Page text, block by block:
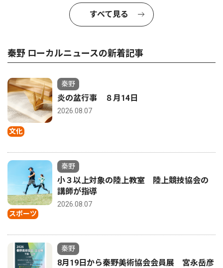
すべて見る
秦野 ローカルニュースの新着記事
文化
秦野
炎の盆行事 ８月14日
2026.08.07
スポーツ
秦野
小３以上対象の陸上教室 陸上競技協会の
講師が指導
2026.08.07
秦野
8月19日から秦野美術協会会員展 宮永岳彦